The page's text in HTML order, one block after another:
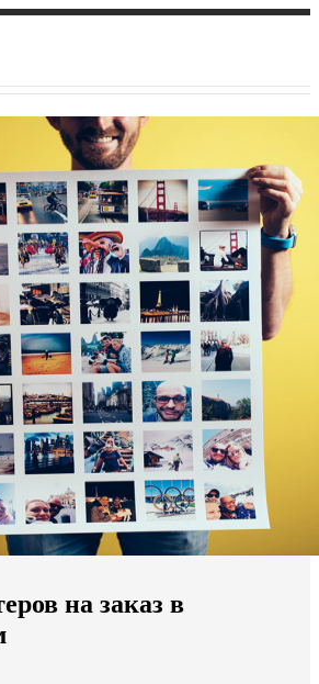
мируна заказ в